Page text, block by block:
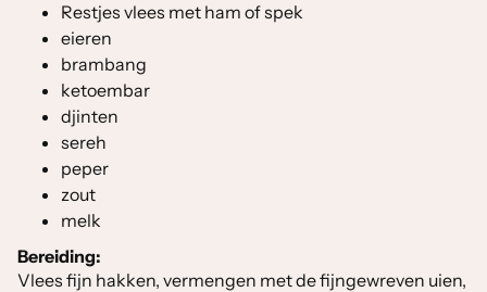
Restjes vlees met ham of spek
eieren
brambang
ketoembar
djinten
sereh
peper
zout
melk
Bereiding:
Vlees fijn hakken, vermengen met de fijngewreven uien,